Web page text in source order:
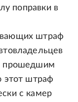
поправки в
штраф
прошедшим
этот штраф
с камер